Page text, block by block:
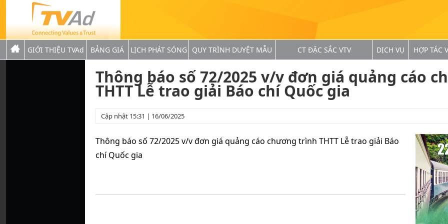
GIỚI THIỆU TVAd BẢNG GIÁ LỊCH PHÁT SÓNG QUY TRÌNH DUYỆT MẪU CT ĐẶC SẮC VTV DỊCH VỤ HỢP TÁC
Thông báo số 72/2025 v/v đơn giá quảng cáo
THTT Lễ trao giải Báo chí Quốc gia
Cập nhật 15:31 | 16/06/2025
Thông báo số 72/2025 v/v đơn giá quảng cáo chương trình THTT Lễ trao giải Báo
chí Quốc gia